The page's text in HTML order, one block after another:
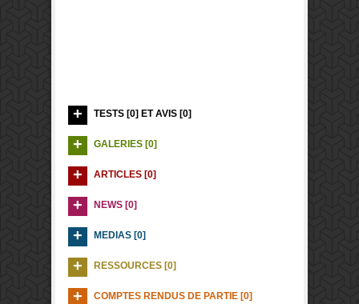
TESTS [0] ET AVIS [0]
GALERIES [0]
ARTICLES [0]
NEWS [0]
MEDIAS [0]
RESSOURCES [0]
COMPTES RENDUS DE PARTIE [0]